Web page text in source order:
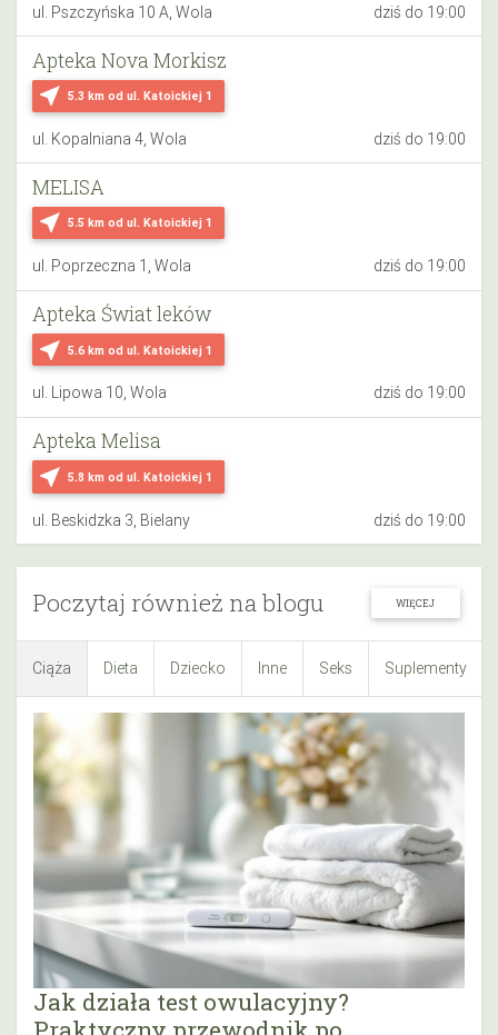
ul. Pszczyńska 10 A, Wola dziś do 19:00
near_me 5.3 km od ul. Katoickiej 1
Apteka Nova Morkisz
ul. Kopalniana 4, Wola dziś do 19:00
near_me 5.5 km od ul. Katoickiej 1
MELISA
ul. Poprzeczna 1, Wola dziś do 19:00
near_me 5.6 km od ul. Katoickiej 1
Apteka Świat leków
ul. Lipowa 10, Wola dziś do 19:00
near_me 5.8 km od ul. Katoickiej 1
Apteka Melisa
ul. Beskidzka 3, Bielany dziś do 19:00
Poczytaj również na blogu WIĘCEJ
Ciąża Dieta Dziecko Inne Seks Suplementy
Jak działa test owulacyjny?